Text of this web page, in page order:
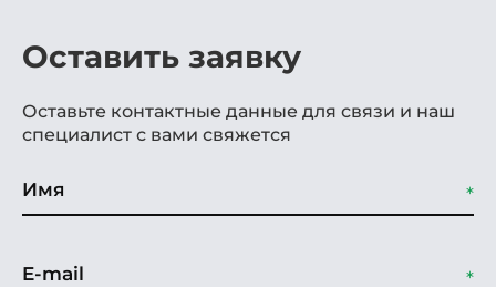
Оставить заявку
Оставьте контактные данные для связи и наш
специалист с вами свяжется